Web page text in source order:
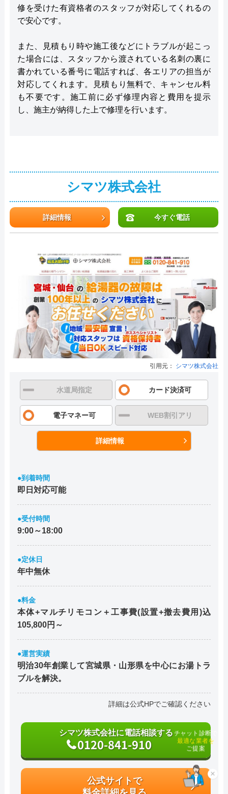
修を受けた有資格者のスタッフが対応してくれるの
で安心です。
また、見積もり時や施工後などにトラブルが起こっ
た場合には、スタッフから渡されている名刺の裏に
書かれている番号に電話すれば、各エリアの担当が
対応してくれます。見積もり無料で、キャンセル料
も不要です。施工前に必ず修理内容と費用を提示
し、施主が納得した上で修理を行います。
シマツ株式会社
詳細情報 今すぐ電話
引用元： シマツ株式会社
水道局指定 カード決済可
電子マネー可 WEB割引アリ
詳細情報
●到着時間
即日対応可能
●受付時間
9:00～18:00
●定休日
年中無休
●料金
本体+マルチリモコン＋工事費(設置+撤去費用)込
105,800円～
●運営実績
明治30年創業して宮城県・山形県を中心にお湯トラ
ブルを解決。
詳細は公式HPでご確認ください
シマツ株式会社に電話相談する
0120-841-910
公式サイトで
×
チャット診断で
最適な業者を
ご提案